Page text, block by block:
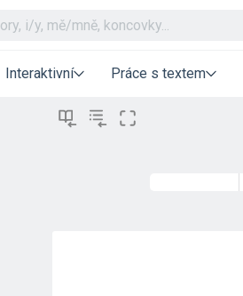
Interaktivní Práce s textem